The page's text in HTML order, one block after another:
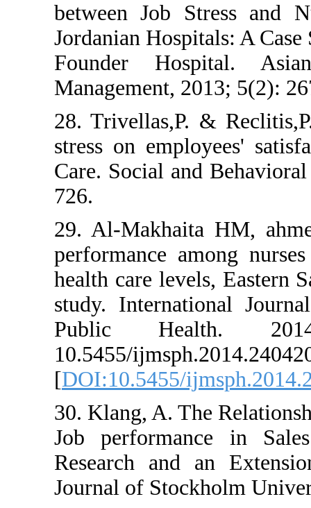
between Job
Jordanian
Founder
Management,
28. Trivellas,P. &
stress on
Care. Social and
29. Al-Makhaita
performance
health care levels,
study.
Public
10.5455/
[DOI:10.5455/
30. Klang, A. The
Job
Research and an
Journal of